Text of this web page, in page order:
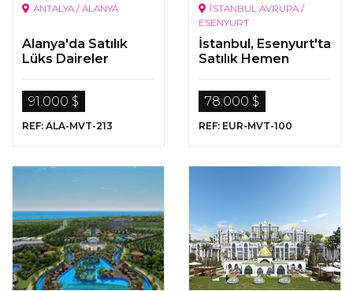
ANTALYA / ALANYA
Alanya'da Satılık
Lüks Daireler
91.000 $
REF: ALA-MVT-213
İSTANBUL AVRUPA /
ESENYURT
İstanbul, Esenyurt'ta
Satılık Hemen
Gayrimenkuller
78.000 $
REF: EUR-MVT-100